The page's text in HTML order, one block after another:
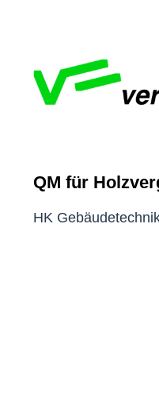
Zeige
grösseres
QM für
HK